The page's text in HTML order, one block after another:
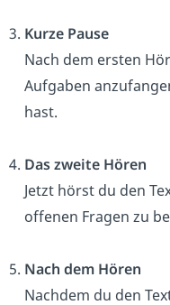
Kurze Pause
Nach dem ersten
Aufgaben
hast.
Das zweite Hören
Jetzt hörst du den
offenen Fragen zu
Nach dem Hören
Nachdem du den